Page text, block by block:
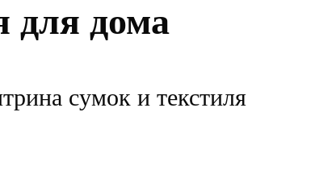
для дома
сумок и текстиля